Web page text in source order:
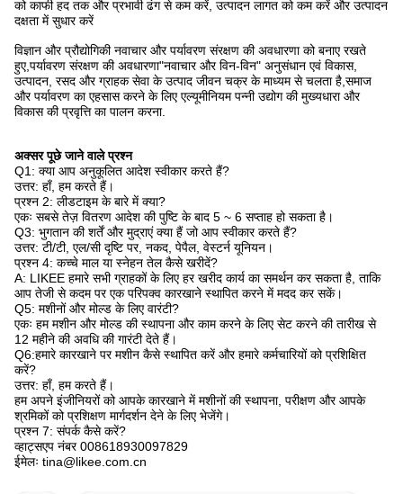
को काफी हद तक और प्रभावी ढंग से कम करें, उत्पादन लागत को कम करें और उत्पादन
दक्षता में सुधार करें
विज्ञान और प्रौद्योगिकी नवाचार और पर्यावरण संरक्षण की अवधारणा को बनाए रखते
हुए,पर्यावरण संरक्षण की अवधारणा"नवाचार और विन-विन" अनुसंधान एवं विकास,
उत्पादन, रसद और ग्राहक सेवा के उत्पाद जीवन चक्र के माध्यम से चलता है,समाज
और पर्यावरण का एहसास करने के लिए एल्यूमीनियम पन्नी उद्योग की मुख्यधारा और
विकास की प्रवृत्ति का पालन करना.
अक्सर पूछे जाने वाले प्रश्न
Q1: क्या आप अनुकूलित आदेश स्वीकार करते हैं?
उत्तर: हाँ, हम करते हैं।
प्रश्न 2: लीडटाइम के बारे में क्या?
एकः सबसे तेज़ वितरण आदेश की पुष्टि के बाद 5 ~ 6 सप्ताह हो सकता है।
Q3: भुगतान की शर्तें और मुद्राएं क्या हैं जो आप स्वीकार करते हैं?
उत्तर: टी/टी, एल/सी दृष्टि पर, नकद, पेपैल, वेस्टर्न यूनियन।
प्रश्न 4: कच्चे माल या स्नेहन तेल कैसे खरीदें?
A: LIKEE हमारे सभी ग्राहकों के लिए हर खरीद कार्य का समर्थन कर सकता है, ताकि
आप तेजी से कदम पर एक परिपक्व कारखाने स्थापित करने में मदद कर सकें।
Q5: मशीनों और मोल्ड के लिए वारंटी?
एकः हम मशीन और मोल्ड की स्थापना और काम करने के लिए सेट करने की तारीख से
12 महीने की अवधि की गारंटी देते हैं।
Q6:हमारे कारखाने पर मशीन कैसे स्थापित करें और हमारे कर्मचारियों को प्रशिक्षित
करें?
उत्तर: हाँ, हम करते हैं।
हम अपने इंजीनियरों को आपके कारखाने में मशीनों की स्थापना, परीक्षण और आपके
श्रमिकों को प्रशिक्षण मार्गदर्शन देने के लिए भेजेंगे।
प्रश्न 7: संपर्क कैसे करें?
व्हाट्सएप नंबर 008618930097829
ईमेलः tina@likee.com.cn